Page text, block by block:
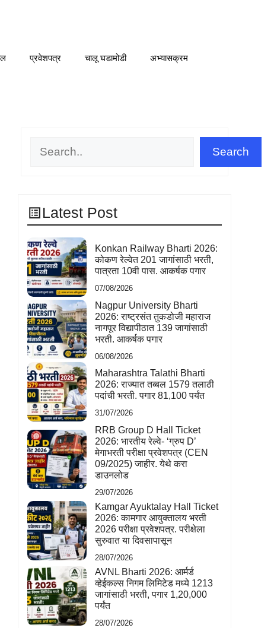
प्रवेशपत्र चालू घडामोडी अभ्यासक्रम
Search
Latest Post
Konkan Railway Bharti 2026:
कोकण रेल्वेत 201 जागांसाठी भरती,
पात्रता 10वी पास. आकर्षक पगार
07/08/2026
Nagpur University Bharti
2026: राष्ट्रसंत तुकडोजी महाराज
नागपूर विद्यापीठात 139 जागांसाठी
भरती. आकर्षक पगार
06/08/2026
Maharashtra Talathi Bharti
2026: राज्यात तब्बल 1579 तलाठी
पदांची भरती. पगार 81,100 पर्यंत
31/07/2026
RRB Group D Hall Ticket
2026: भारतीय रेल्वे- ‘ग्रुप D’
मेगाभरती परीक्षा प्रवेशपत्र (CEN
09/2025) जाहीर. येथे करा
डाउनलोड
29/07/2026
Kamgar Ayuktalay Hall Ticket
2026: कामगार आयुक्तालय भरती
2026 परीक्षा प्रवेशपत्र. परीक्षेला
सुरुवात या दिवसापासून
28/07/2026
AVNL Bharti 2026: आर्मर्ड
व्हेईकल्स निगम लिमिटेड मध्ये 1213
जागांसाठी भरती, पगार 1,20,000
पर्यंत
28/07/2026